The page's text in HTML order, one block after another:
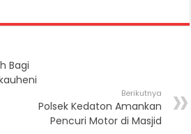
Bagi
Berikutnya
Polsek Kedaton Amankan
Pencuri Motor di Masjid